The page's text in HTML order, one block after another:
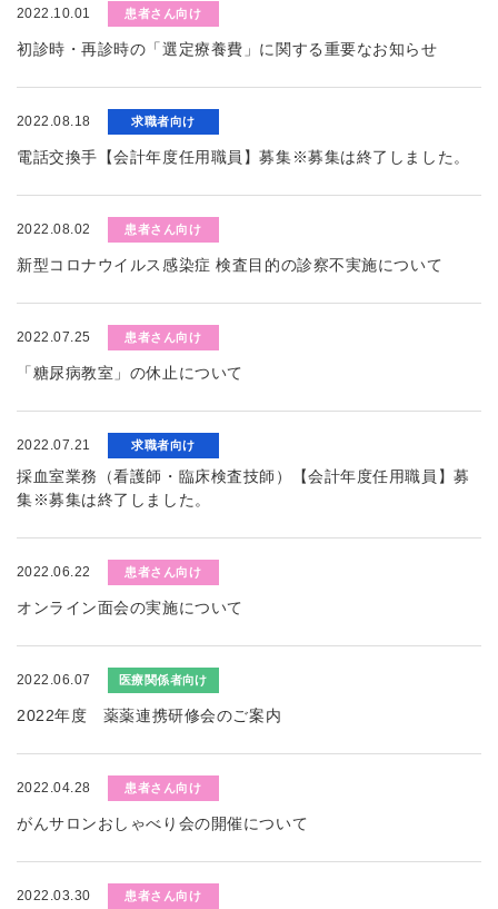
2022.10.01 患者さん向け
初診時・再診時の「選定療養費」に関する重要なお知らせ
2022.08.18 求職者向け
電話交換手【会計年度任用職員】募集※募集は終了しました。
2022.08.02 患者さん向け
新型コロナウイルス感染症 検査目的の診察不実施について
2022.07.25 患者さん向け
「糖尿病教室」の休止について
2022.07.21 求職者向け
採血室業務（看護師・臨床検査技師）【会計年度任用職員】募
集※募集は終了しました。
2022.06.22 患者さん向け
オンライン面会の実施について
2022.06.07 医療関係者向け
2022年度 薬薬連携研修会のご案内
2022.04.28 患者さん向け
がんサロンおしゃべり会の開催について
2022.03.30 患者さん向け